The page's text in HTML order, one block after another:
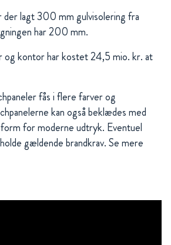
lagt 300 mm gulvisolering fra
har 200 mm.
og kontor har kostet 24,5 mio. kr. at
fås i flere farver og
kan også beklædes med
for moderne udtryk. Eventuel
gældende brandkrav. Se mere